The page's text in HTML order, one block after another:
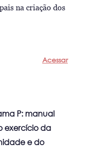
na criação dos
Acessar
P: manual
exercício da
e do